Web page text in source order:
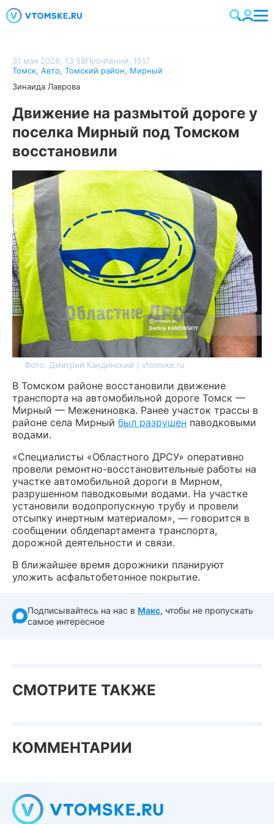
31 мая 2026, 13:58Прочтений: 1517
Томск, Авто, Томский район, Мирный
Зинаида Лаврова
Движение на размытой дороге у
поселка Мирный под Томском
восстановили
Фото: Дмитрий Кандинский / vtomske.ru
В Томском районе восстановили движение
транспорта на автомобильной дороге Томск —
Мирный — Межениновка. Ранее участок трассы в
районе села Мирный был разрушен паводковыми
водами.
«Специалисты «Областного ДРСУ» оперативно
провели ремонтно-восстановительные работы на
участке автомобильной дороги в Мирном,
разрушенном паводковыми водами. На участке
установили водопропускную трубу и провели
отсыпку инертным материалом», — говорится в
сообщении облдепартамента транспорта,
дорожной деятельности и связи.
В ближайшее время дорожники планируют
уложить асфальтобетонное покрытие.
Подписывайтесь на нас в Макс, чтобы не пропускать
самое интересное
СМОТРИТЕ ТАКЖЕ
КОММЕНТАРИИ